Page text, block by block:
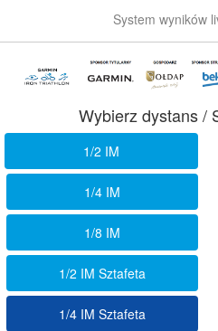
System wyników
Wybierz dystans /
1/2 IM
1/4 IM
1/8 IM
1/2 IM Sztafeta
1/4 IM Sztafeta